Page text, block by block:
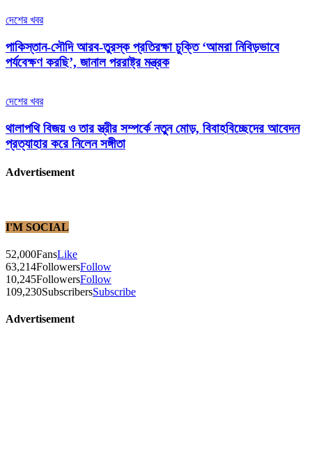
দেশের খবর
পাকিস্তান-সৌদি আরব-তুরস্ক প্রতিরক্ষা চুক্তি ‘আমরা নিবিড়ভাবে
পর্যবেক্ষণ করছি’, জানাল পররাষ্ট্র মন্ত্রক
দেশের খবর
থালাপথি বিজয় ও তার স্ত্রীর সম্পর্কে নতুন মোড়, বিবাহবিচ্ছেদের আবেদন
প্রত্যাহার করে নিলেন সঙ্গীতা
Advertisement
I'M SOCIAL
52,000FansLike
63,214FollowersFollow
10,245FollowersFollow
109,230SubscribersSubscribe
Advertisement